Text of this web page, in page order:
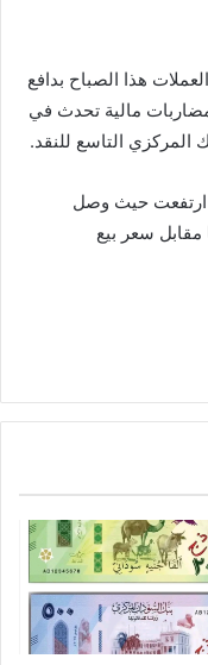
هذا الصباح بدافع
مالية تحدث في
المركزي التاسع للنقد.
ارتفعت حيث وصل
الدولار الى 450 جنيها مقابل سعر بيع